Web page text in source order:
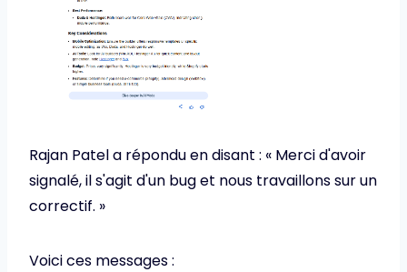
Rajan Patel a répondu en disant : « Merci d'avoir
signalé, il s'agit d'un bug et nous travaillons sur un
correctif. »
Voici ces messages :